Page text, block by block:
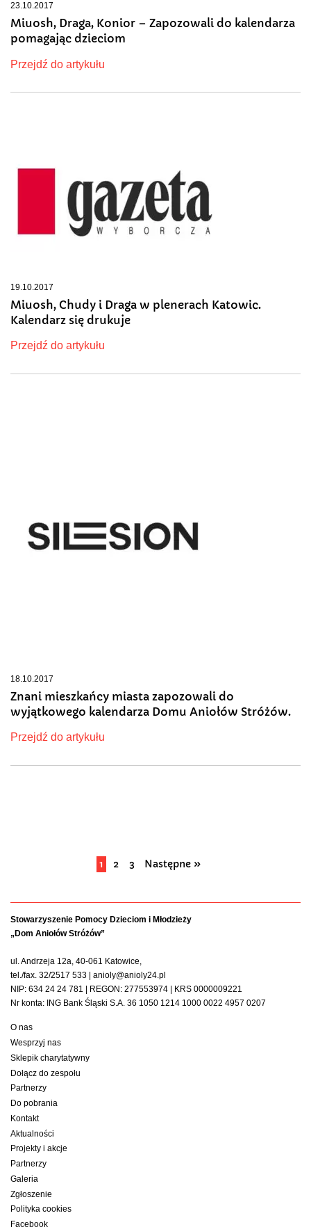
23.10.2017
Miuosh, Draga, Konior – Zapozowali do kalendarza
pomagając dzieciom
Przejdź do artykułu
19.10.2017
Miuosh, Chudy i Draga w plenerach Katowic.
Kalendarz się drukuje
Przejdź do artykułu
18.10.2017
Znani mieszkańcy miasta zapozowali do
wyjątkowego kalendarza Domu Aniołów Stróżów.
Przejdź do artykułu
1 2 3 Następne »
Stowarzyszenie Pomocy Dzieciom i Młodzieży
„Dom Aniołów Stróżów”
ul. Andrzeja 12a, 40-061 Katowice,
tel./fax. 32/2517 533 | anioly@anioly24.pl
NIP: 634 24 24 781 | REGON: 277553974 | KRS 0000009221
Nr konta: ING Bank Śląski S.A. 36 1050 1214 1000 0022 4957 0207
O nas
Wesprzyj nas
Sklepik charytatywny
Dołącz do zespołu
Partnerzy
Do pobrania
Kontakt
Aktualności
Projekty i akcje
Partnerzy
Galeria
Zgłoszenie
Polityka cookies
Facebook